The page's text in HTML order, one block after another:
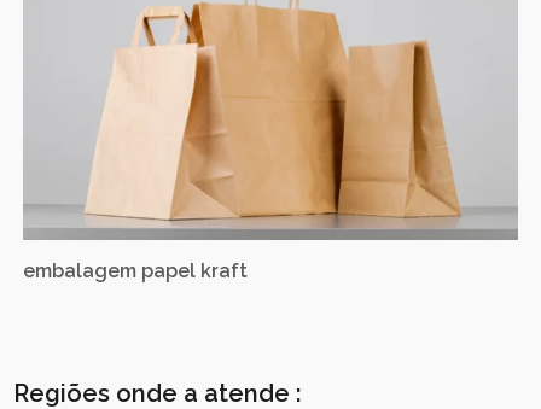
embalagem papel kraft
Regiões onde a atende :